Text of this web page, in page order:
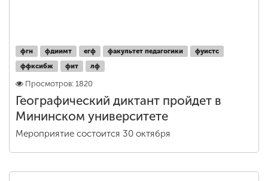
фгн фдиимт егф
ффксибж
фит лф
Просмотров: 1820
Географический диктант пройдет в
Мининском университете
Мероприятие состоится 30 октября